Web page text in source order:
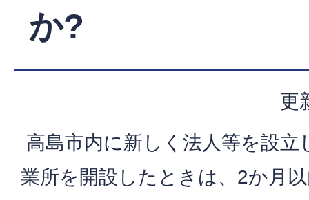
か?
更
高島市内に新しく法人等を設立
業所を開設したときは、2か月